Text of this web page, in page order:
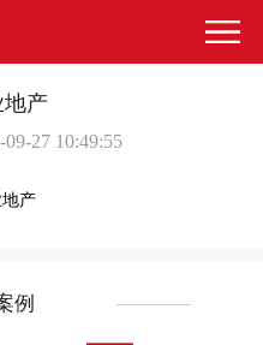
地产
27 10:49:55
产
例